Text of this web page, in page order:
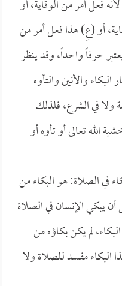
فعل أمر من الوقاية، أو
أو (عِ) هذا فعل أمر من
حرفاً واحداً، وقد ينظر
البكاء والأنين والتأوه
ولا في الشرع، فلذلك
الله تعالى أو تأوه أو
في الصلاة: هو البكاء من
أن يبكي الإنسان في الصلاة
لم يكن بكاؤه من
البكاء مفسد للصلاة ولا